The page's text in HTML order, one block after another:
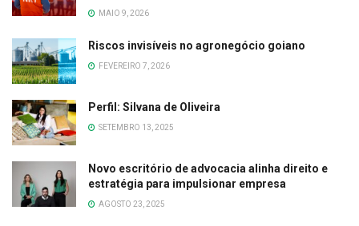
MAIO 9, 2026
Riscos invisíveis no agronegócio goiano
FEVEREIRO 7, 2026
Perfil: Silvana de Oliveira
SETEMBRO 13, 2025
Novo escritório de advocacia alinha direito e
estratégia para impulsionar empresa
AGOSTO 23, 2025